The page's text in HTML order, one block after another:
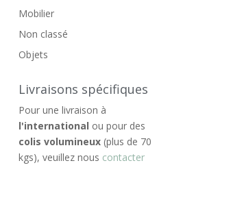
Mobilier
Non classé
Objets
Livraisons spécifiques
Pour une livraison à
l'international ou pour des
colis volumineux (plus de 70
kgs), veuillez nous contacter